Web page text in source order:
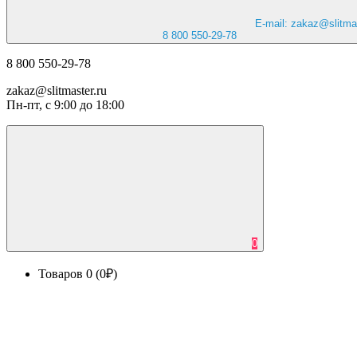
E-mail:
8 800 550-29-78
8 800 550-29-78
zakaz@slitmaster.ru
Пн-пт, с 9:00 до 18:00
0
Товаров 0 (0₽)